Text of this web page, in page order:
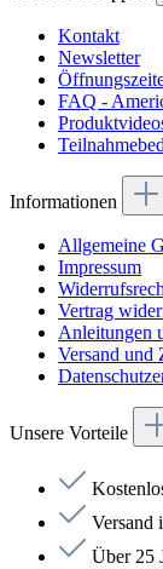
Kontakt
Newsletter
FAQ -
Informationen
Allgemeine
Impressum
Vertrag
Anleitungen
Versand und
Unsere Vorteile
Versand
Über 25